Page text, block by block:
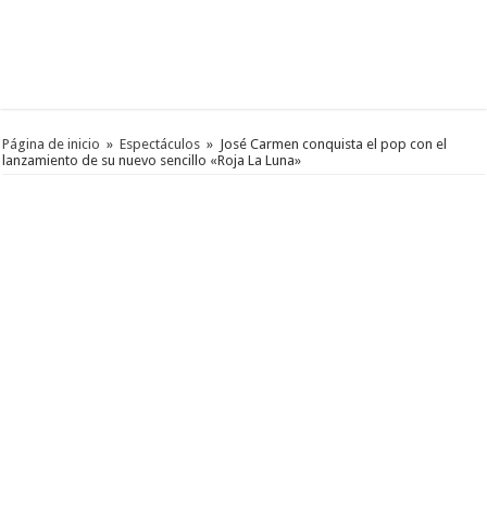
Página de inicio » Espectáculos » José Carmen conquista el pop con el
lanzamiento de su nuevo sencillo «Roja La Luna»